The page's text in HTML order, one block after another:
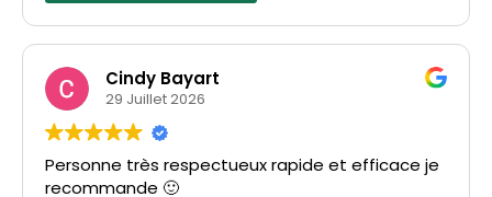
Cindy Bayart
29 Juillet 2026
Personne très respectueux rapide et efficace je
recommande 🙂